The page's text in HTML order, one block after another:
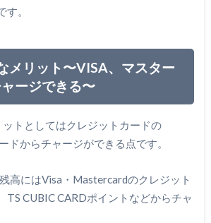
。
メリット〜VISA、マスター
ージできる〜
トとしてはクレジットカードの
ドからチャージができる点です。
高にはVisa・Mastercardのクレジット
TS CUBIC CARDポイントなどからチャ